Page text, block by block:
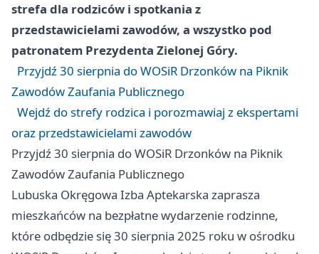
strefa dla rodziców i spotkania z
przedstawicielami zawodów, a wszystko pod
patronatem Prezydenta Zielonej Góry.
Przyjdź 30 sierpnia do WOSiR Drzonków na Piknik
Zawodów Zaufania Publicznego
Wejdź do strefy rodzica i porozmawiaj z ekspertami
oraz przedstawicielami zawodów
Przyjdź 30 sierpnia do WOSiR Drzonków na Piknik
Zawodów Zaufania Publicznego
Lubuska Okręgowa Izba Aptekarska zaprasza
mieszkańców na bezpłatne wydarzenie rodzinne,
które odbędzie się 30 sierpnia 2025 roku w ośrodku